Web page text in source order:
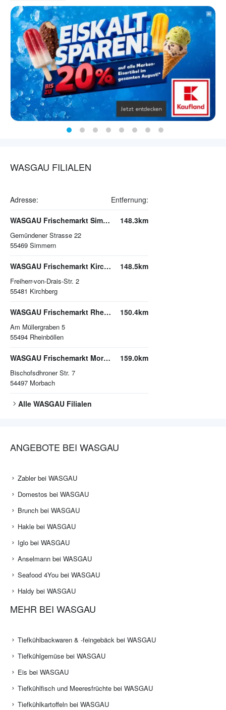
WASGAU FILIALEN
Adresse: Entfernung:
WASGAU Frischemarkt Simmern
Gemündener Strasse 22
55469 Simmern
148.3km
WASGAU Frischemarkt Kirchberg
Freiherr-von-Drais-Str. 2
55481 Kirchberg
148.5km
WASGAU Frischemarkt Rheinböllen
Am Müllergraben 5
55494 Rheinböllen
150.4km
WASGAU Frischemarkt Morbach
Bischofsdhroner Str. 7
54497 Morbach
159.0km
Alle WASGAU Filialen
ANGEBOTE BEI WASGAU
Zabler bei WASGAU
Domestos bei WASGAU
Brunch bei WASGAU
Hakle bei WASGAU
Iglo bei WASGAU
Anselmann bei WASGAU
Seafood 4You bei WASGAU
Haldy bei WASGAU
MEHR BEI WASGAU
Tiefkühlbackwaren & -feingebäck bei WASGAU
Tiefkühlgemüse bei WASGAU
Eis bei WASGAU
Tiefkühlfisch und Meeresfrüchte bei WASGAU
Tiefkühlkartoffeln bei WASGAU